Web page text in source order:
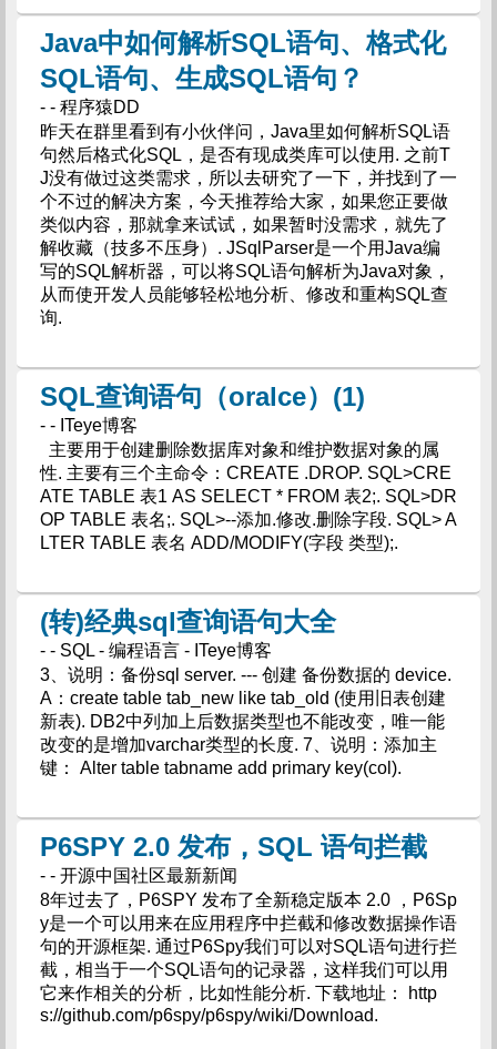
Java中如何解析SQL语句、格式化
SQL语句、生成SQL语句？
- - 程序猿DD
昨天在群里看到有小伙伴问，Java里如何解析SQL语
句然后格式化SQL，是否有现成​类库可以使用. 之前T
J没有做过这类需求，所以去研究了一下，并找到了一
个不过的解决方案，今天推荐给大家，如果您正要做
类似内容，那就拿来试试，如果暂时没需求，就先了
解收藏（技多不压身）. JSqlParser是一个用Java编
写的SQL解析器，可以将SQL语句解析为Java对象，
从而使开发人员能够轻松地分析、修改和重构SQL查
询.
SQL查询语句（oralce）(1)
- - ITeye博客
主要用于创建删除数据库对象和维护数据对象的属
性. 主要有三个主命令：CREATE .DROP. SQL>CRE
ATE TABLE 表1 AS SELECT * FROM 表2;. SQL>DR
OP TABLE 表名;. SQL>--添加.修改.删除字段. SQL> A
LTER TABLE 表名 ADD/MODIFY(字段 类型);.
(转)经典sql查询语句大全
- - SQL - 编程语言 - ITeye博客
3、说明：备份sql server. --- 创建 备份数据的 device.
A：create table tab_new like tab_old (使用旧表创建
新表). DB2中列加上后数据类型也不能改变，唯一能
改变的是增加varchar类型的长度. 7、说明：添加主
键： Alter table tabname add primary key(col).
P6SPY 2.0 发布，SQL 语句拦截
- - 开源中国社区最新新闻
8年过去了，P6SPY 发布了全新稳定版本 2.0 ，P6Sp
y是一个可以用来在应用程序中拦截和修改数据操作语
句的开源框架. 通过P6Spy我们可以对SQL语句进行拦
截，相当于一个SQL语句的记录器，这样我们可以用
它来作相关的分析，比如性能分析. 下载地址： http
s://github.com/p6spy/p6spy/wiki/Download.